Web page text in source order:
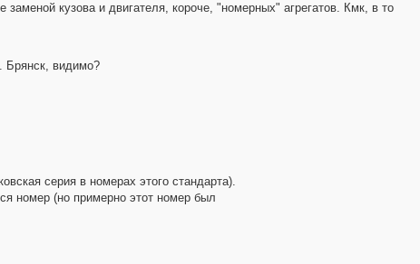
кузова и двигателя, короче, "номерных" агрегатов. Кмк, в то
Брянск, видимо?
серия в номерах этого стандарта).
номер (но примерно этот номер был